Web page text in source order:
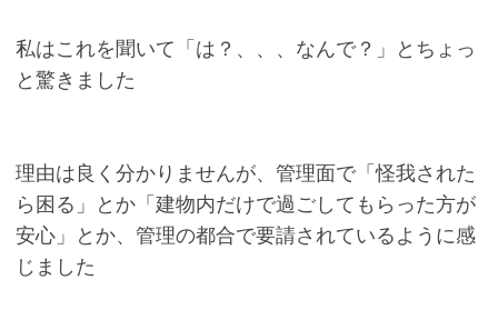
私はこれを聞いて「は？、、、なんで？」とちょっ
と驚きました
理由は良く分かりませんが、管理面で「怪我された
ら困る」とか「建物内だけで過ごしてもらった方が
安心」とか、管理の都合で要請されているように感
じました